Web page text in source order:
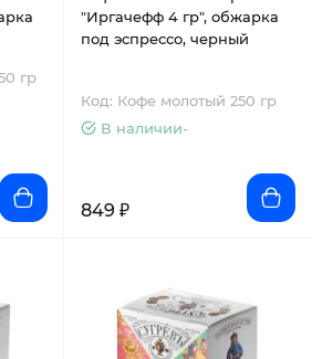
гр
"Иргачефф 4 гр", обжарка
под эспрессо, черный
Код: Кофе молотый 250 гр
В наличии-
849 ₽